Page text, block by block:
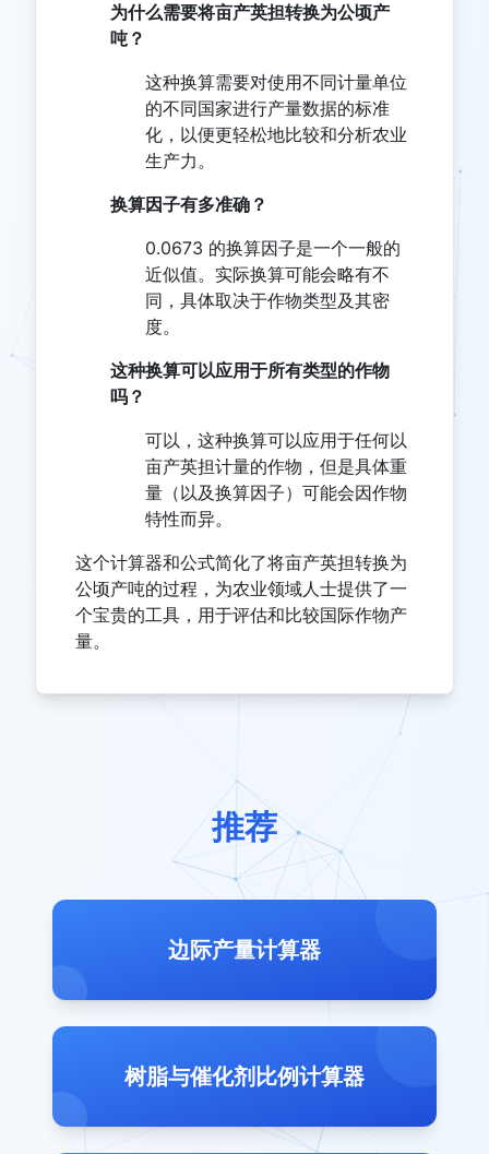
为什么需要将亩产英担转换为公顷产
吨？
这种换算需要对使用不同计量单位
的不同国家进行产量数据的标准
化，以便更轻松地比较和分析农业
生产力。
换算因子有多准确？
0.0673 的换算因子是一个一般的
近似值。实际换算可能会略有不
同，具体取决于作物类型及其密
度。
这种换算可以应用于所有类型的作物
吗？
可以，这种换算可以应用于任何以
亩产英担计量的作物，但是具体重
量（以及换算因子）可能会因作物
特性而异。
这个计算器和公式简化了将亩产英担转换为
公顷产吨的过程，为农业领域人士提供了一
个宝贵的工具，用于评估和比较国际作物产
量。
推荐
边际产量计算器
树脂与催化剂比例计算器